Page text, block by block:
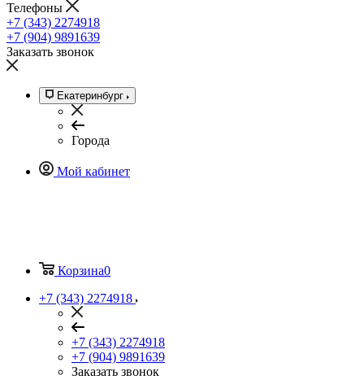
Телефоны
+7 (343) 2274918
+7 (904) 9891639
Заказать звонок
Екатеринбург
Города
Мой кабинет
Корзина0
+7 (343) 2274918
+7 (343) 2274918
+7 (904) 9891639
Заказать звонок